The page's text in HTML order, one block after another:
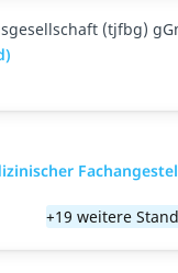
(tjfbg)
+19 weitere